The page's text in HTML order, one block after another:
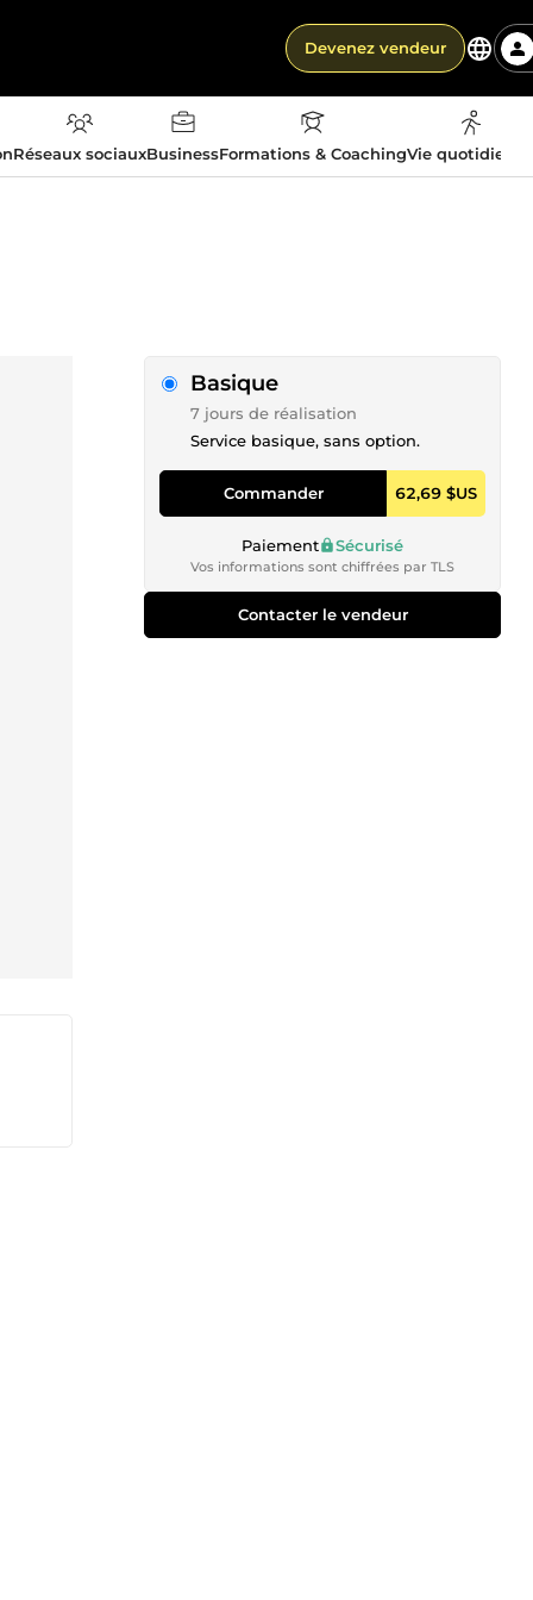
Devenez vendeur
Réseaux sociauxBusinessFormations & CoachingVie
Basique
7 jours de réalisation
Service basique, sans option.
Commander 62,69 $US
Paiement Sécurisé
Vos informations sont chiffrées par TLS
Contacter le vendeur